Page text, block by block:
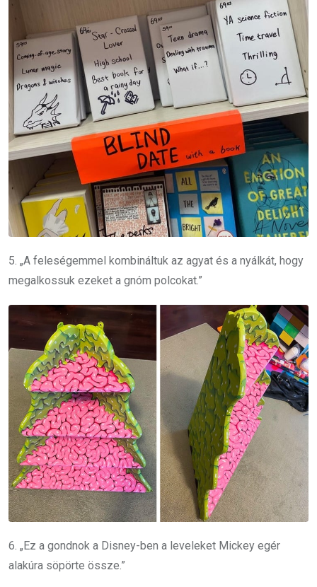
5. „A feleségemmel kombináltuk az agyat és a nyálkát, hogy
megalkossuk ezeket a gnóm polcokat.”
6. „Ez a gondnok a Disney-ben a leveleket Mickey egér
alakúra söpörte össze.”